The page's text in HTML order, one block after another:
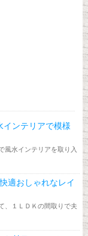
インテリアで模様
風水インテリアを取り入
適おしゃれなレイ
、１ＬＤＫの間取りで夫